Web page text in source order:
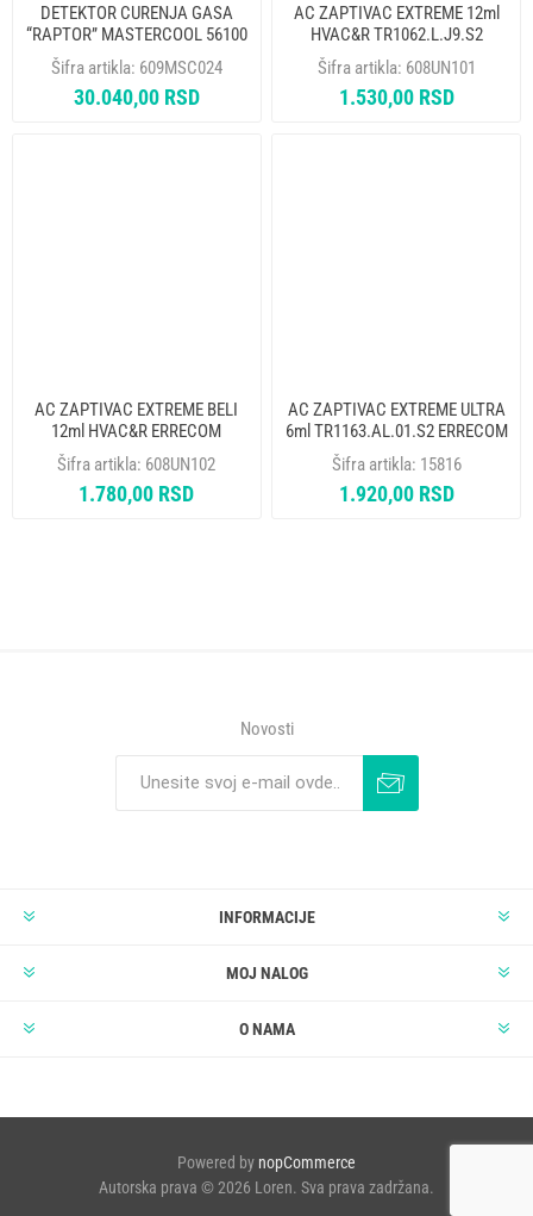
DETEKTOR CURENJA GASA
“RAPTOR” MASTERCOOL 56100
Šifra artikla: 609MSC024
30.040,00 RSD
AC ZAPTIVAC EXTREME 12ml
HVAC&R TR1062.L.J9.S2
ERRECOM
Šifra artikla: 608UN101
1.530,00 RSD
AC ZAPTIVAC EXTREME BELI
12ml HVAC&R ERRECOM
Šifra artikla: 608UN102
1.780,00 RSD
AC ZAPTIVAC EXTREME ULTRA
6ml TR1163.AL.01.S2 ERRECOM
Šifra artikla: 15816
1.920,00 RSD
Novosti
INFORMACIJE
MOJ NALOG
O NAMA
Powered by nopCommerce
Autorska prava © 2026 Loren. Sva prava zadržana.